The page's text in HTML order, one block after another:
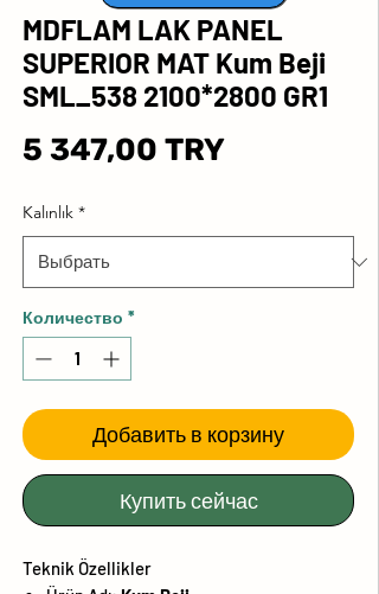
MDFLAM LAK PANEL
SUPERIOR MAT Kum Beji
SML_538 2100*2800 GR1
5 347,00 TRYЦена
Kalınlık *
Количество *
Добавить в корзину
Купить сейчас
Teknik Özellikler